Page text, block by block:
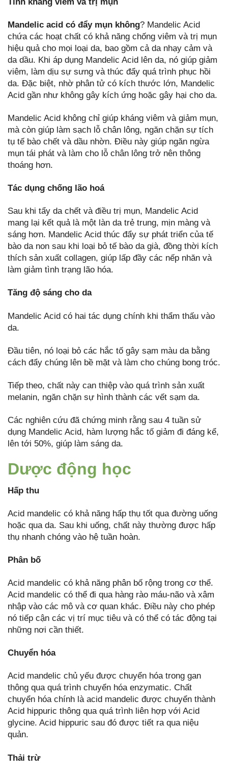
Mandelic acid có đẩy mụn không? Mandelic Acid
chứa các hoạt chất có khả năng chống viêm và trị mụn
hiệu quả cho mọi loại da, bao gồm cả da nhạy cảm và
da dầu. Khi áp dụng Mandelic Acid lên da, nó giúp giảm
viêm, làm dịu sự sưng và thúc đẩy quá trình phục hồi
da. Đặc biệt, nhờ phân tử có kích thước lớn, Mandelic
Acid gần như không gây kích ứng hoặc gây hại cho da.
Mandelic Acid không chỉ giúp kháng viêm và giảm mụn,
mà còn giúp làm sạch lỗ chân lông, ngăn chặn sự tích
tụ tế bào chết và dầu nhờn. Điều này giúp ngăn ngừa
mụn tái phát và làm cho lỗ chân lông trở nên thông
thoáng hơn.
Tác dụng chống lão hoá
Sau khi tẩy da chết và điều trị mụn, Mandelic Acid
mang lại kết quả là một làn da trẻ trung, mịn màng và
sáng hơn. Mandelic Acid thúc đẩy sự phát triển của tế
bào da non sau khi loại bỏ tế bào da già, đồng thời kích
thích sản xuất collagen, giúp lấp đầy các nếp nhăn và
làm giảm tình trạng lão hóa.
Tăng độ sáng cho da
Mandelic Acid có hai tác dụng chính khi thẩm thấu vào
da.
Đầu tiên, nó loại bỏ các hắc tố gây sạm màu da bằng
cách đẩy chúng lên bề mặt và làm cho chúng bong tróc.
Tiếp theo, chất này can thiệp vào quá trình sản xuất
melanin, ngăn chặn sự hình thành các vết sạm da.
Các nghiên cứu đã chứng minh rằng sau 4 tuần sử
dụng Mandelic Acid, hàm lượng hắc tố giảm đi đáng kể,
lên tới 50%, giúp làm sáng da.
Dược động học
Hấp thu
Acid mandelic có khả năng hấp thụ tốt qua đường uống
hoặc qua da. Sau khi uống, chất này thường được hấp
thụ nhanh chóng vào hệ tuần hoàn.
Phân bố
Acid mandelic có khả năng phân bố rộng trong cơ thể.
Acid mandelic có thể đi qua hàng rào máu-não và xâm
nhập vào các mô và cơ quan khác. Điều này cho phép
nó tiếp cận các vị trí mục tiêu và có thể có tác động tại
những nơi cần thiết.
Chuyển hóa
Acid mandelic chủ yếu được chuyển hóa trong gan
thông qua quá trình chuyển hóa enzymatic. Chất
chuyển hóa chính là acid mandelic được chuyển thành
Acid hippuric thông qua quá trình liên hợp với Acid
glycine. Acid hippuric sau đó được tiết ra qua niệu
quản.
Thải trừ